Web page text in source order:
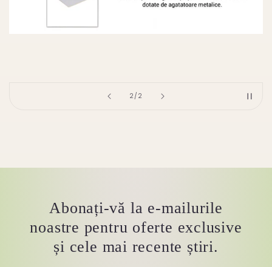
2 /of
2
Abonați-vă la e-mailurile
noastre pentru oferte exclusive
și cele mai recente știri.